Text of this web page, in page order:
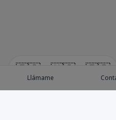
🇪🇸 🇺🇸 🇫🇷
Llámame